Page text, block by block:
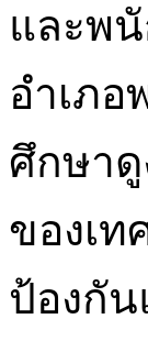
และพ
อำเภอ
ศึกษา
ของเท
ป้องกัน